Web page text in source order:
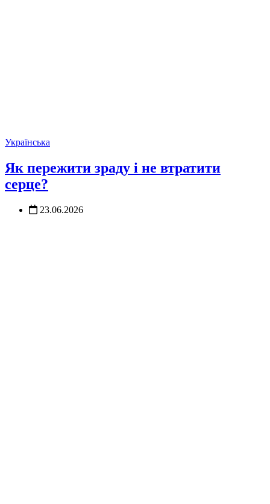
Українська
Як пережити зраду і не втратити
серце?
23.06.2026